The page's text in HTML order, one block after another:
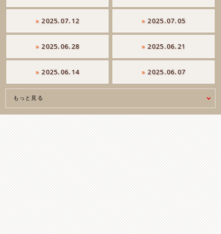
» 2025.07.12 » 2025.07.05
» 2025.06.28 » 2025.06.21
» 2025.06.14 » 2025.06.07
もっと見る